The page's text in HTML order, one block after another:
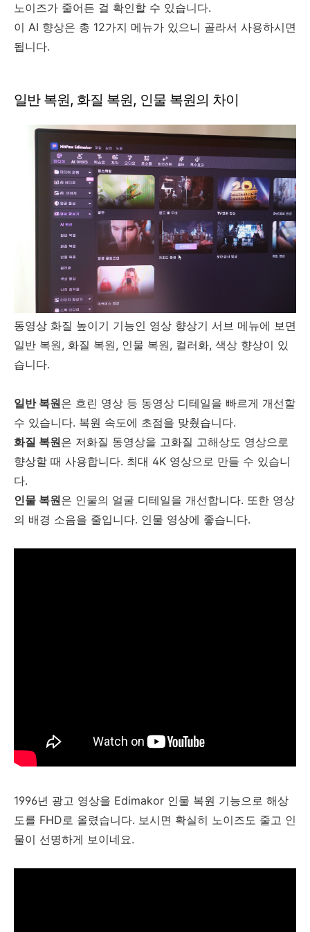
노이즈가 줄어든 걸 확인할 수 있습니다.
이 AI 향상은 총 12가지 메뉴가 있으니 골라서 사용하시면
됩니다.
일반 복원, 화질 복원, 인물 복원의 차이
동영상 화질 높이기 기능인 영상 향상기 서브 메뉴에 보면
일반 복원, 화질 복원, 인물 복원, 컬러화, 색상 향상이 있
습니다.
일반 복원은 흐린 영상 등 동영상 디테일을 빠르게 개선할
수 있습니다. 복원 속도에 초점을 맞췄습니다.
화질 복원은 저화질 동영상을 고화질 고해상도 영상으로
향상할 때 사용합니다. 최대 4K 영상으로 만들 수 있습니
다.
인물 복원은 인물의 얼굴 디테일을 개선합니다. 또한 영상
의 배경 소음을 줄입니다. 인물 영상에 좋습니다.
1996년 광고 영상을 Edimakor 인물 복원 기능으로 해상
도를 FHD로 올렸습니다. 보시면 확실히 노이즈도 줄고 인
물이 선명하게 보이네요.